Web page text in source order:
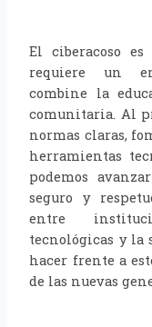
El ciberacoso
requiere un
combine la
comunitaria. Al
normas claras,
herramientas
podemos
seguro y
entre
tecnológicas y la
hacer frente a
de las nuevas